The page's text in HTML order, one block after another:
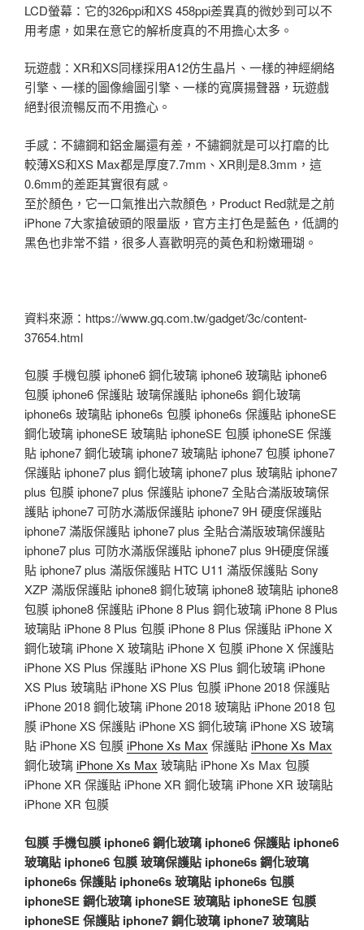
LCD螢幕：它的326ppi和XS 458ppi差異真的微妙到可以不
用考慮，如果在意它的解析度真的不用擔心太多。
玩遊戲：XR和XS同樣採用A12仿生晶片、一樣的神經網絡
引擎、一樣的圖像繪圖引擎、一樣的寬廣揚聲器，玩遊戲
絕對很流暢反而不用擔心。
手感：不鏽鋼和鋁金屬還有差，不鏽鋼就是可以打磨的比
較薄XS和XS Max都是厚度7.7mm、XR則是8.3mm，這
0.6mm的差距其實很有感。
至於顏色，它一口氣推出六款顏色，Product Red就是之前
iPhone 7大家搶破頭的限量版，官方主打色是藍色，低調的
黑色也非常不錯，很多人喜歡明亮的黃色和粉嫩珊瑚。
資料來源：https://www.gq.com.tw/gadget/3c/content-
37654.html
包膜 手機包膜 iphone6 鋼化玻璃 iphone6 玻璃貼 iphone6
包膜 iphone6 保護貼 玻璃保護貼 iphone6s 鋼化玻璃
iphone6s 玻璃貼 iphone6s 包膜 iphone6s 保護貼 iphoneSE
鋼化玻璃 iphoneSE 玻璃貼 iphoneSE 包膜 iphoneSE 保護
貼 iphone7 鋼化玻璃 iphone7 玻璃貼 iphone7 包膜 iphone7
保護貼 iphone7 plus 鋼化玻璃 iphone7 plus 玻璃貼 iphone7
plus 包膜 iphone7 plus 保護貼 iphone7 全貼合滿版玻璃保
護貼 iphone7 可防水滿版保護貼 iphone7 9H 硬度保護貼
iphone7 滿版保護貼 iphone7 plus 全貼合滿版玻璃保護貼
iphone7 plus 可防水滿版保護貼 iphone7 plus 9H硬度保護
貼 iphone7 plus 滿版保護貼 HTC U11 滿版保護貼 Sony
XZP 滿版保護貼 iphone8 鋼化玻璃 iphone8 玻璃貼 iphone8
包膜 iphone8 保護貼 iPhone 8 Plus 鋼化玻璃 iPhone 8 Plus
玻璃貼 iPhone 8 Plus 包膜 iPhone 8 Plus 保護貼 iPhone X
鋼化玻璃 iPhone X 玻璃貼 iPhone X 包膜 iPhone X 保護貼
iPhone XS Plus 保護貼 iPhone XS Plus 鋼化玻璃 iPhone
XS Plus 玻璃貼 iPhone XS Plus 包膜 iPhone 2018 保護貼
iPhone 2018 鋼化玻璃 iPhone 2018 玻璃貼 iPhone 2018 包
膜 iPhone XS 保護貼 iPhone XS 鋼化玻璃 iPhone XS 玻璃
貼 iPhone XS 包膜iPhone Xs Max 保護貼iPhone Xs Max
鋼化玻璃iPhone Xs Max 玻璃貼 iPhone Xs Max 包膜
iPhone XR 保護貼 iPhone XR 鋼化玻璃 iPhone XR 玻璃貼
iPhone XR 包膜
包膜手機包膜 iphone6 鋼化玻璃 iphone6 保護貼 iphone6
玻璃貼 iphone6 包膜玻璃保護貼 iphone6s 鋼化玻璃
iphone6s 保護貼 iphone6s 玻璃貼 iphone6s 包膜
iphoneSE 鋼化玻璃 iphoneSE 玻璃貼 iphoneSE 包膜
iphoneSE 保護貼 iphone7 鋼化玻璃 iphone7 玻璃貼